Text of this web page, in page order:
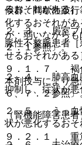
候群、間歇性跛
化するおそれが
が、弱いながら
２．１参照〕。
９．１．７． 褐
本剤投与により
６、７．２参照〕
（腎機能障害患者
９．２．１． 重
るおそれがある］
２．３． 房室ブ
脈性不整脈患者
せるおそれがある
２．４． 肺高血
抑制し、症状が悪
２．５． うっ血
状が悪化するおそ